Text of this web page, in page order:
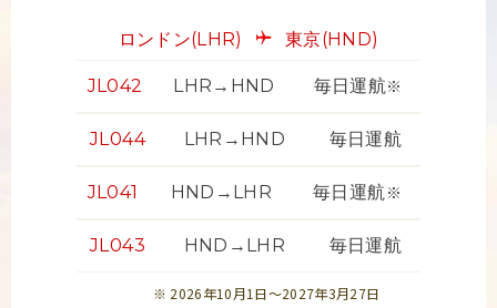
ロンドン(LHR) 東京(HND)
JL042 LHR→HND 毎日運航※
JL044 LHR→HND 毎日運航
JL041 HND→LHR 毎日運航 ※
JL043 HND→LHR 毎日運航
2026年10月1日～2027年3月27日